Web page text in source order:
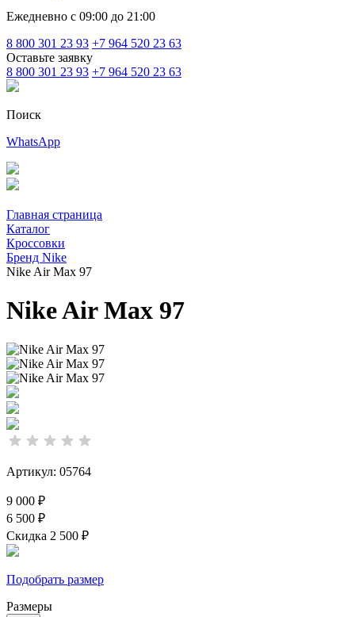
Ежедневно с 09:00 до 21:00
8 800 301 23 93 +7 964 520 23 63
Оставьте заявку
8 800 301 23 93 +7 964 520 23 63
Поиск
WhatsApp
Главная страница
Каталог
Кроссовки
Бренд Nike
Nike Air Max 97
Nike Air Max 97
Артикул: 05764
9 000 ₽
6 500 ₽
Скидка 2 500 ₽
Подобрать размер
Размеры